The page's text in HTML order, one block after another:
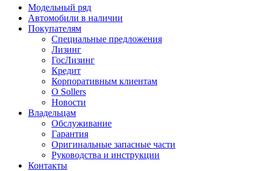
Модельный ряд
Автомобили в наличии
Покупателям
Специальные предложения
Лизинг
ГосЛизинг
Кредит
Корпоративным клиентам
О Sollers
Новости
Владельцам
Обслуживание
Гарантия
Оригинальные запасные части
Руководства и инструкции
Контакты